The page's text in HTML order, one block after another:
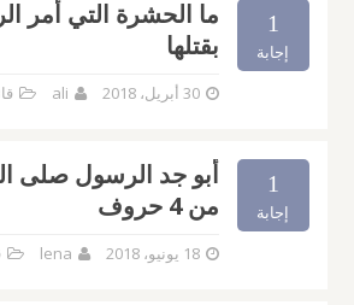
1
إجابة
ما الحشرة التي أمر
بقتلها
30 أبريل، 2018 ali
1
إجابة
أبو جد الرسول صلى
من 4 حروف
18 يونيو، 2018 lena